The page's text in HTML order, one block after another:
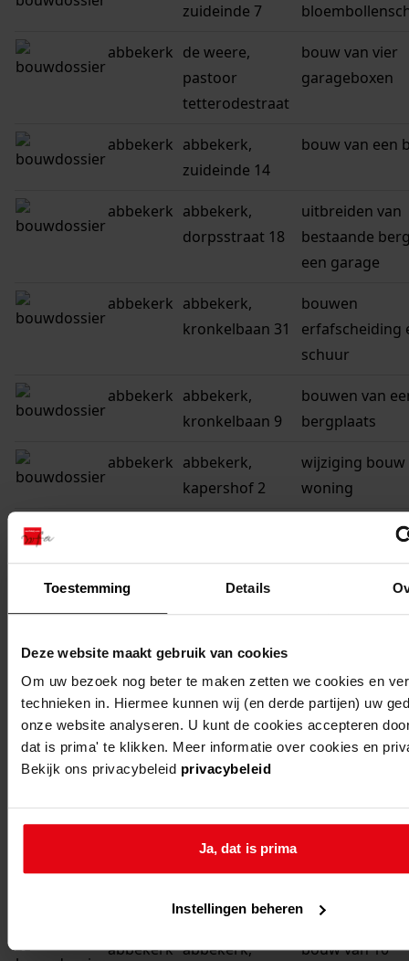
Toestemming Details
Deze website maakt gebruik van cookies
Om uw bezoek nog beter te maken zetten we cookies en
technieken in. Hiermee kunnen wij (en derde partijen) uw
onze website analyseren. U kunt de cookies accepteren
dat is prima' te klikken. Meer informatie over cookies en
Bekijk ons privacybeleid privacybeleid
Ja, dat is prima
Instellingen beheren
zuideinde 7
abbekerk de weere,
pastoor
tetterodestraat
bouw van vier
garageboxen
abbekerk abbekerk,
zuideinde 14
bouw van een
abbekerk abbekerk,
dorpsstraat 18
uitbreiden van
bestaande
een garage
abbekerk abbekerk,
kronkelbaan 31
bouwen
erfafscheiding
schuur
abbekerk abbekerk,
kronkelbaan 9
bouwen van
bergplaats
abbekerk abbekerk,
kapershof 2
wijziging bouw
woning
wijziging
abbekerk
abbekerk,
kapershof 14
wijziging
woning
abbekerk abbekerk,
kapershof -, 21,
20, 14, 8
woningen aan
kapershof (nrs
abbekerk abbekerk,
kapershof 2, 4,
6, 8, 10, 12, 14,
16, 18, 19, 20, 21,
landhuizen in
oneven)
abbekerk abbekerk,
bouw van 10